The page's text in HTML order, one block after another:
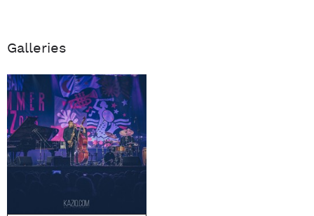
Galleries